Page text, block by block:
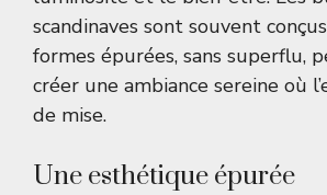
scandinaves sont souvent
formes épurées, sans superflu,
créer une ambiance sereine où
de mise.
Une esthétique épurée